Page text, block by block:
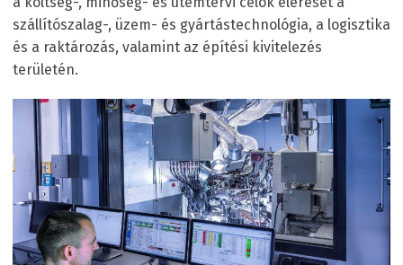
szállítószalag-, üzem- és gyártástechnológia, a logisztika
és a raktározás, valamint az építési kivitelezés
területén.